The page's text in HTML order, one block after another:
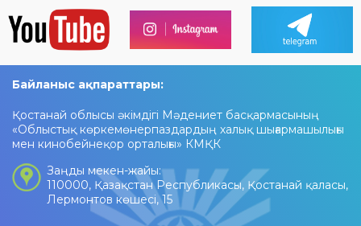
Байланыс ақпараттары:
Қостанай облысы әкімдігі Мәдениет басқармасының
«Облыстық көркемөнерпаздардың халық шығармашылығы
мен кинобейнеқор орталығы» КМҚК
Заңды мекен-жайы:
110000, Қазақстан Республикасы, Қостанай қаласы,
Лермонтов көшесі, 15